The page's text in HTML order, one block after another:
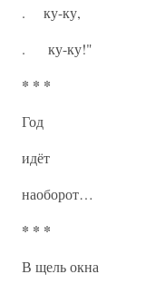
. ку-ку,
. ку-ку!"
* * *
Год
идёт
наоборот…
* * *
В щель окна